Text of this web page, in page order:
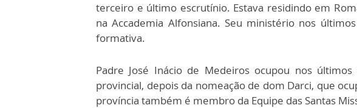
terceiro e último escrutínio. Estava residindo em
na Accademia Alfonsiana. Seu ministério nos
formativa.
Padre José Inácio de Medeiros ocupou nos
provincial, depois da nomeação de dom Darci, que
província também é membro da Equipe das Santas